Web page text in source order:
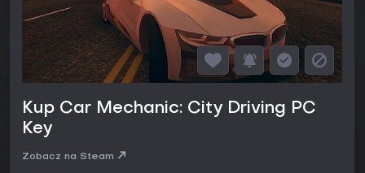
Kup Car Mechanic: City Driving PC
Key
Zobacz na Steam